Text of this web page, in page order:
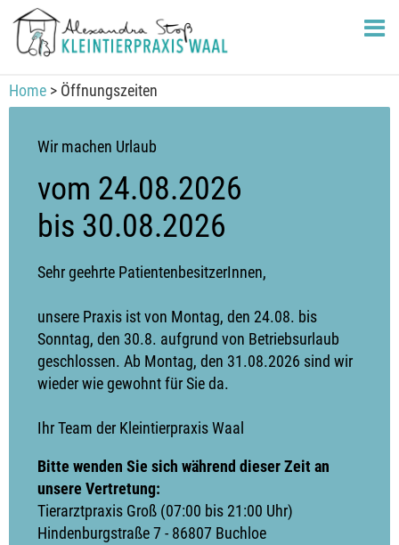
Home > Öffnungszeiten
Wir machen Urlaub
vom 24.08.2026
bis 30.08.2026
Sehr geehrte PatientenbesitzerInnen,
unsere Praxis ist von Montag, den 24.08. bis
Sonntag, den 30.8. aufgrund von Betriebsurlaub
geschlossen. Ab Montag, den 31.08.2026 sind wir
wieder wie gewohnt für Sie da.
Ihr Team der Kleintierpraxis Waal
Bitte wenden Sie sich während dieser Zeit an
unsere Vertretung:
Tierarztpraxis Groß (07:00 bis 21:00 Uhr)
Hindenburgstraße 7 - 86807 Buchloe